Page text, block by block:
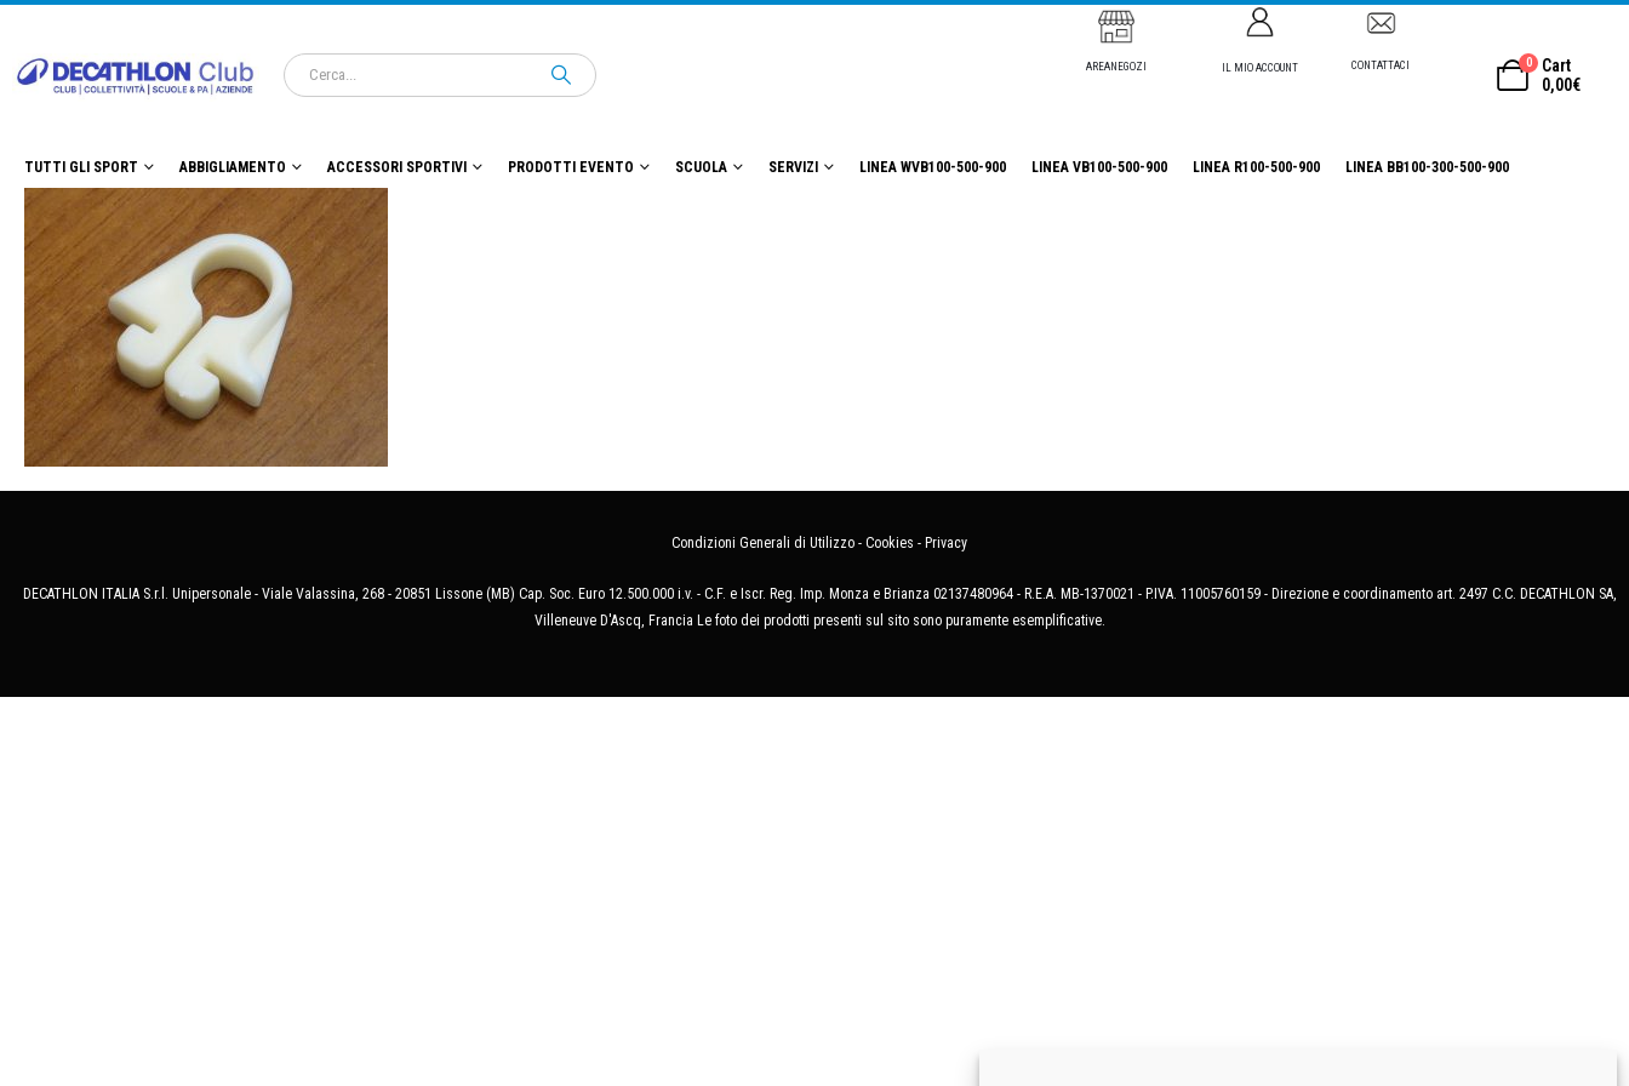
AREANEGOZI IL MIO ACCOUNT CONTATTACI 0
Cart
0,00€
TUTTI GLI SPORT ABBIGLIAMENTO ACCESSORI SPORTIVI PRODOTTI EVENTO SCUOLA SERVIZI LINEA WVB100-500-900 LINEA VB100-500-900 LINEA R100-500-900 LINEA BB100-300-500-900
Condizioni Generali di Utilizzo - Cookies - Privacy
DECATHLON ITALIA S.r.l. Unipersonale - Viale Valassina, 268 - 20851 Lissone (MB) Cap. Soc. Euro 12.500.000 i.v. - C.F. e Iscr. Reg. Imp. Monza e Brianza 02137480964 - R.E.A. MB-1370021 - P.IVA. 11005760159 - Direzione e coordinamento art. 2497 C.C. DECATHLON SA,
Villeneuve D'Ascq, Francia Le foto dei prodotti presenti sul sito sono puramente esemplificative.